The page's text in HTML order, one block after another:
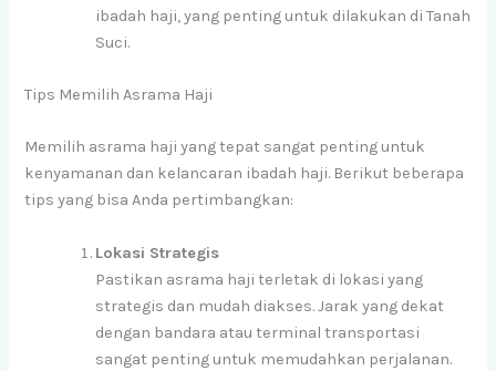
ibadah haji, yang penting untuk dilakukan di Tanah
Suci.
Tips Memilih Asrama Haji
Memilih asrama haji yang tepat sangat penting untuk
kenyamanan dan kelancaran ibadah haji. Berikut beberapa
tips yang bisa Anda pertimbangkan:
Lokasi Strategis
Pastikan asrama haji terletak di lokasi yang
strategis dan mudah diakses. Jarak yang dekat
dengan bandara atau terminal transportasi
sangat penting untuk memudahkan perjalanan.